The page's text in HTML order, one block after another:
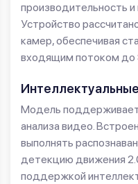
производительность
Устройство
камер, обеспечивая
входящим потоком до
Модель
анализа видео.
выполнять
детекцию движения
поддержкой